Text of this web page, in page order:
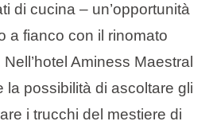
di cucina – un’opportunità
a fianco con il rinomato
Aminess Maestral
la possibilità di ascoltare gli
i trucchi del mestiere di